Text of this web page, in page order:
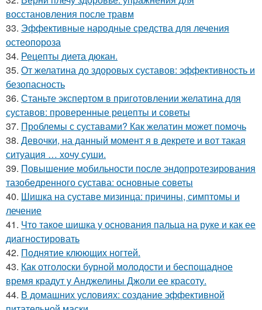
восстановления после травм
33. Эффективные народные средства для лечения
остеопороза
34. Рецепты диета дюкан.
35. От желатина до здоровых суставов: эффективность и
безопасность
36. Станьте экспертом в приготовлении желатина для
суставов: проверенные рецепты и советы
37. Проблемы с суставами? Как желатин может помочь
38. Девочки, на данный момент я в декрете и вот такая
ситуация … хочу суши.
39. Повышение мобильности после эндопротезирования
тазобедренного сустава: основные советы
40. Шишка на суставе мизинца: причины, симптомы и
лечение
41. Что такое шишка у основания пальца на руке и как ее
диагностировать
42. Поднятие клюющих ногтей.
43. Как отголоски бурной молодости и беспощадное
время крадут у Анджелины Джоли ее красоту.
44. В домашних условиях: создание эффективной